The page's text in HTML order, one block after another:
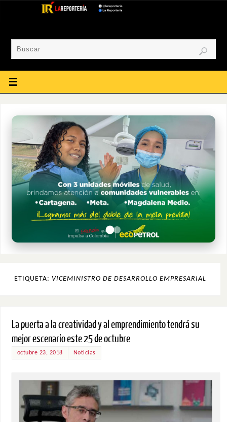
ETIQUETA: VICEMINISTRO DE DESARROLLO EMPRESARIAL
La puerta a la creatividad y al emprendimiento tendrá su
mejor escenario este 25 de octubre
octubre 23, 2018 Noticias